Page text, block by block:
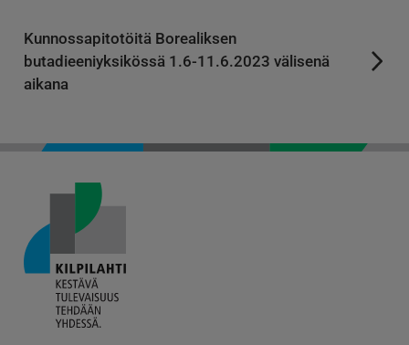
Kunnossapitotöitä Borealiksen
butadieeniyksikössä 1.6-11.6.2023 välisenä
aikana